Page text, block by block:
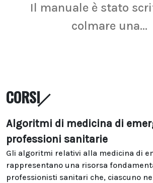
Il manuale è stato
colmare una...
CORSI
Algoritmi di medicina di
professioni sanitarie
Gli algoritmi relativi alla medicina di
rappresentano una risorsa
professionisti sanitari che, ciascuno